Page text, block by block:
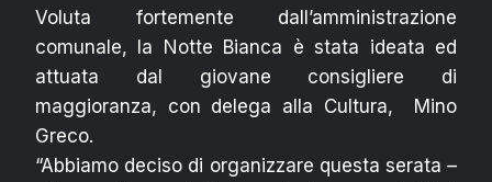
Voluta fortemente dall’amministrazione
comunale, la Notte Bianca è stata ideata ed
attuata dal giovane consigliere di
maggioranza, con delega alla Cultura, Mino
Greco.
“Abbiamo deciso di organizzare questa serata –